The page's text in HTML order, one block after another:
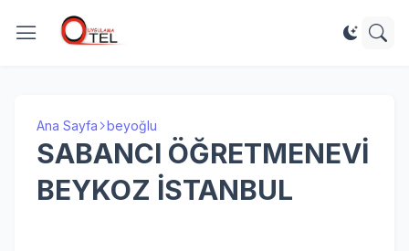
Ana Sayfa beyoğlu
SABANCI ÖĞRETMENEVİ
BEYKOZ İSTANBUL